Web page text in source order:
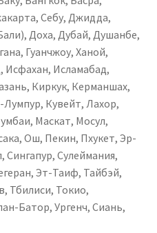
Себу, Джидда,
Доха, Дубай, Душанбе,
Гуанчжоу, Ханой,
Исфахан, Исламабад,
Киркук, Керманшах,
Кувейт, Лахор,
Маскат, Мосул,
Ош, Пекин, Пхукет, Эр-
Сингапур, Сулеймания,
Эт-Таиф, Тайбэй,
Тбилиси, Токио,
Батор, Ургенч, Сиань,